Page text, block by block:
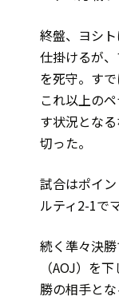
終盤、ヨシ
仕掛けるが
を死守。す
これ以上の
す状況とな
切った。
試合はポイ
ルティ2-1で
続く準々決
（AOJ）を
勝の相手と